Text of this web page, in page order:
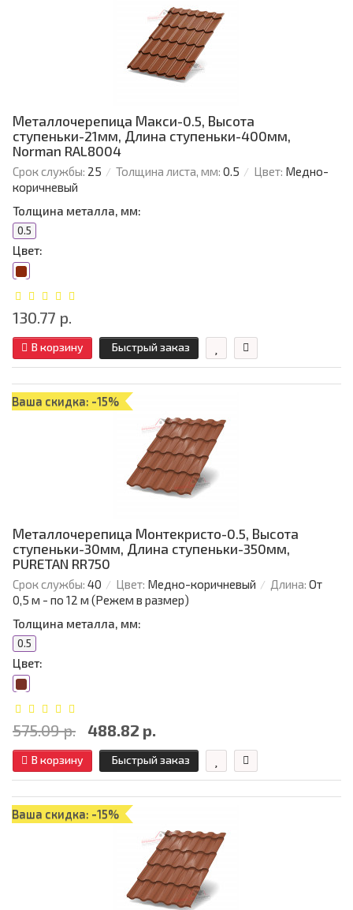
Металлочерепица Макси-0.5, Высота
ступеньки-21мм, Длина ступеньки-400мм,
Norman RAL8004
Срок службы: 25 Толщина листа, мм: 0.5 Цвет: Медно-
коричневый
Толщина металла, мм:
0.5
Цвет:
130.77 р.
В корзину Быстрый заказ
Ваша скидка: -15%
Металлочерепица Монтекристо-0.5, Высота
ступеньки-30мм, Длина ступеньки-350мм,
PURETAN RR750
Срок службы: 40 Цвет: Медно-коричневый Длина: От
0,5 м - по 12 м (Режем в размер)
Толщина металла, мм:
0.5
Цвет:
575.09 р. 488.82 р.
В корзину Быстрый заказ
Ваша скидка: -15%